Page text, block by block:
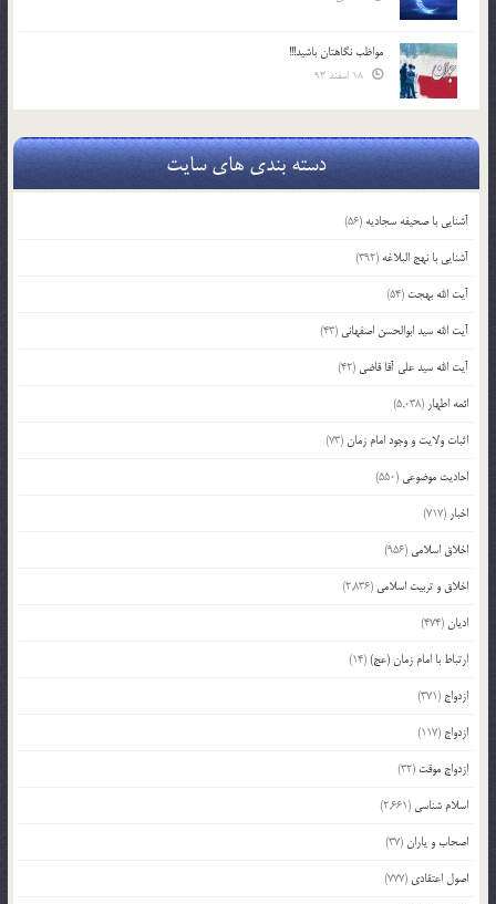
مواظب نگاهتان باشید!!!
دسته بندی های سایت
آشنایی با صحیفه سجادیه (56)
آشنایی با نهج البلاغه (392)
آیت الله بهجت (54)
آیت الله سید ابوالحسن اصفهانی (43)
آیت الله سید علی آقا قاضی (42)
ائمه اطهار (5,038)
اثبات ولایت و وجود امام زمان(73)
احادیث موضوعی (550)
اخبار (717)
اخلاق اسلامی (956)
اخلاق و تربیت اسلامی (2,836)
ادیان(474)
ارتباط با امام زمان (عج)(14)
ازدواج (371)
ازدواج (117)
ازدواج موقت (32)
اسلام شناسی (2,661)
اصحاب و یاران(37)
اصول اعتقادی (777)